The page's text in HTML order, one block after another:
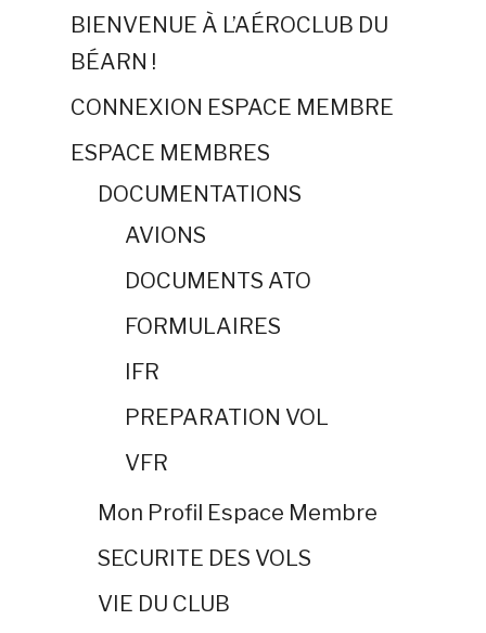
BIENVENUE À L’AÉROCLUB DU
BÉARN !
CONNEXION ESPACE MEMBRE
ESPACE MEMBRES
DOCUMENTATIONS
AVIONS
DOCUMENTS ATO
FORMULAIRES
IFR
PREPARATION VOL
VFR
Mon Profil Espace Membre
SECURITE DES VOLS
VIE DU CLUB